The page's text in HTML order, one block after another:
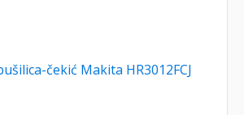
čekić Makita HR3012FCJ